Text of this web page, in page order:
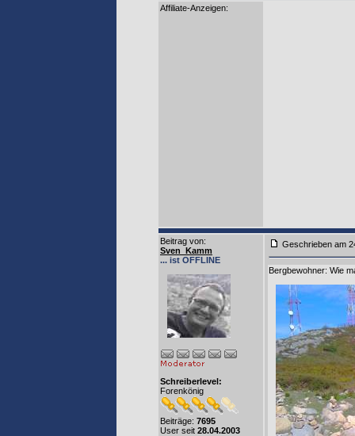
Affiliate-Anzeigen:
Beitrag von:
Sven_Kamm
... ist OFFLINE
Schreiberlevel:
Forenkönig
Beiträge: 7695
User seit 28.04.2003
Geschrieben
Bergbewohner: Wie